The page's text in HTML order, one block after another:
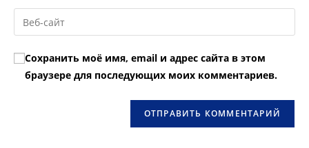
пользователя,
чтобы
прокомментировать
email-
адрес,
прокомментировать
Введите
URL
вашего
веб-
сайта
Сохранить моё имя, email и адрес сайта в этом
браузере для последующих моих комментариев.